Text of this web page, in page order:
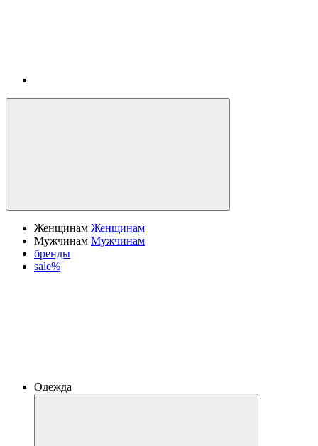
Женщинам Женщинам
Мужчинам Мужчинам
бренды
sale%
Одежда